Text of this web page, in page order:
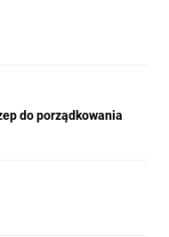
do porządkowania